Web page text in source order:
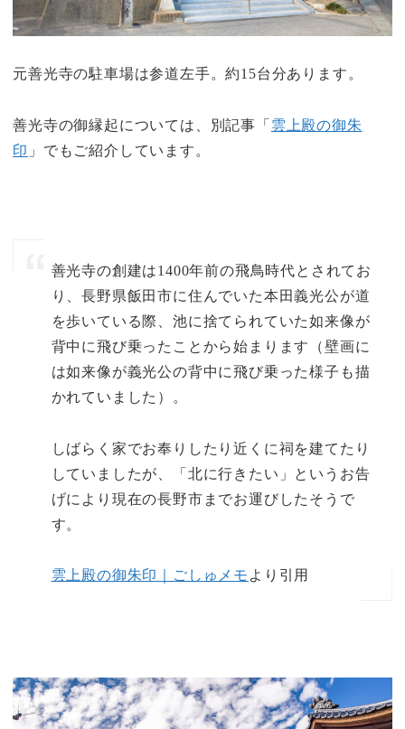
元善光寺の駐車場は参道左手。約15台分あります。
善光寺の御縁起については、別記事「 雲上殿の御朱
印 」でもご紹介しています。
善光寺の創建は1400年前の飛鳥時代とされてお
り、長野県飯田市に住んでいた本田義光公が道
を歩いている際、池に捨てられていた如来像が
背中に飛び乗ったことから始まります（壁画に
は如来像が義光公の背中に飛び乗った様子も描
かれていました）。
しばらく家でお奉りしたり近くに祠を建てたり
していましたが、「北に行きたい」というお告
げにより現在の長野市までお運びしたそうで
す。
雲上殿の御朱印｜ごしゅメモ より引用